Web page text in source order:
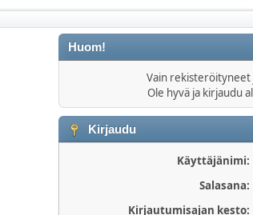
Huom!
Vain rekisteröityneet
Ole hyvä ja kirjaudu
Kirjaudu
Käyttäjänimi:
Salasana:
Kirjautumisajan kesto: